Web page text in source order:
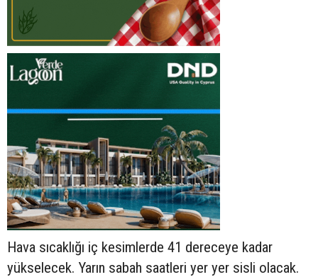
Hava sıcaklığı iç kesimlerde 41 dereceye kadar
yükselecek. Yarın sabah saatleri yer yer sisli olacak.